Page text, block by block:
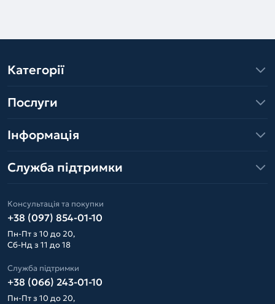
Категорії
Послуги
Інформація
Служба підтримки
Консультація та покупки
+38 (097) 854-01-10
Пн-Пт з 10 до 20,
Сб-Нд з 11 до 18
Служба підтримки
+38 (066) 243-01-10
Пн-Пт з 10 до 20,